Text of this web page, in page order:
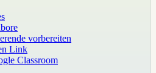
vorbereiten
Link
Classroom